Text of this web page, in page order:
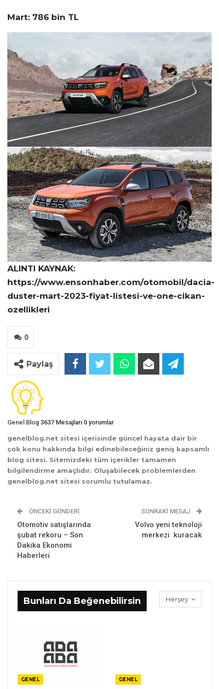
Mart: 786 bin TL
ALINTI KAYNAK:
https://www.ensonhaber.com/otomobil/dacia-
duster-mart-2023-fiyat-listesi-ve-one-cikan-
ozellikleri
0
Paylaş
Genel Blog 3637 Mesajları 0 yorumlar
genelblog.net sitesi içerisinde güncel hayata dair bir
çok konu hakkında bilgi edinebileceğiniz geniş kapsamlı
blog sitesi. Sitemizdeki tüm içerikler tamamen
bilgilendirme amaçlıdır. Oluşabilecek problemlerden
genelblog.net sitesi sorumlu tutulamaz.
ÖNCEKI GÖNDERI
Otomotiv satışlarında
şubat rekoru – Son
Dakika Ekonomi
Haberleri
SONRAKI MESAJ
Volvo yeni teknoloji
merkezi kuracak
Herşey
Bunları Da Beğenebilirsin
GENEL GENEL